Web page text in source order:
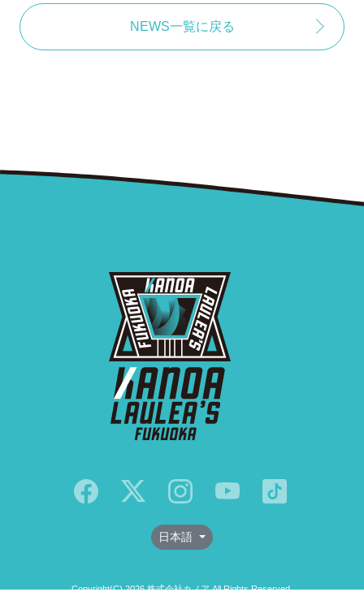
NEWS一覧に戻る
日本語
Copyright(C) 2026 株式会社カノア All Rights Reserved.